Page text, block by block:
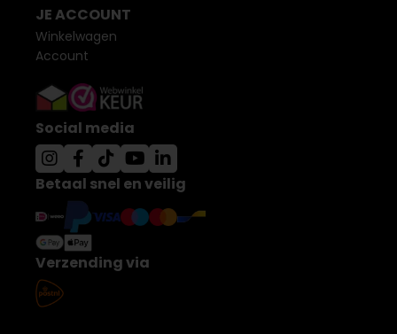
JE ACCOUNT
Winkelwagen
Account
Social media
Betaal snel en veilig
Verzending via